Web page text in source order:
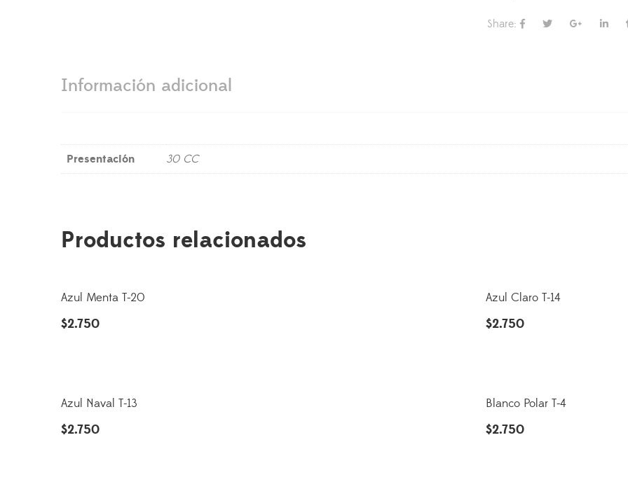
Share:
Información adicional
Presentación 30 CC
Productos relacionados
Azul Menta T-20
$2.750
Azul Claro T-14
$2.750
Azul Naval T-13
$2.750
Blanco Polar T-4
$2.750